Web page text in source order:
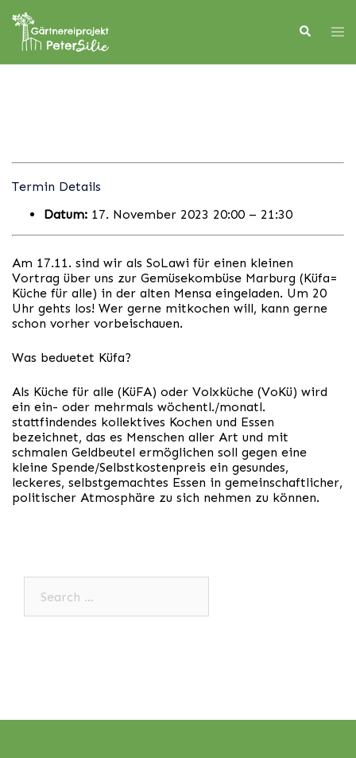
to
content
Search
Termin Details
Datum: 17. November 2023 20:00 – 21:30
Am 17.11. sind wir als SoLawi für einen kleinen
Vortrag über uns zur Gemüsekombüse Marburg (Küfa=
Küche für alle) in der alten Mensa eingeladen. Um 20
Uhr gehts los! Wer gerne mitkochen will, kann gerne
schon vorher vorbeischauen.
Was beduetet Küfa?
Als Küche für alle (KüFA) oder Volxküche (VoKü) wird
ein ein- oder mehrmals wöchentl./monatl.
stattfindendes kollektives Kochen und Essen
bezeichnet, das es Menschen aller Art und mit
schmalen Geldbeutel ermöglichen soll gegen eine
kleine Spende/Selbstkostenpreis ein gesundes,
leckeres, selbstgemachtes Essen in gemeinschaftlicher,
politischer Atmosphäre zu sich nehmen zu können.